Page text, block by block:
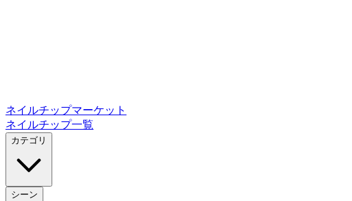
ネイルチップマーケット
ネイルチップ一覧
カテゴリ
シーン